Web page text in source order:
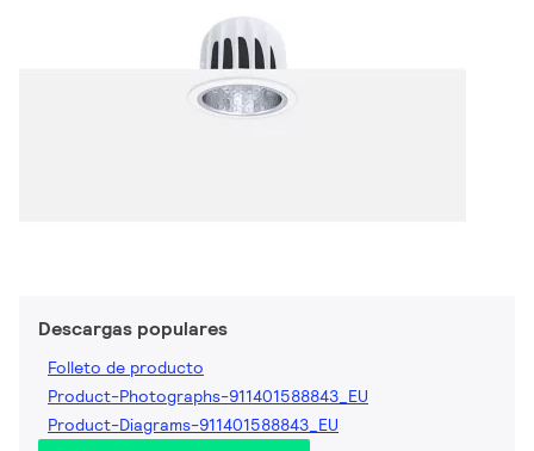
Descargas populares
Folleto de producto
Product-Photographs-911401588843_EU
Product-Diagrams-911401588843_EU